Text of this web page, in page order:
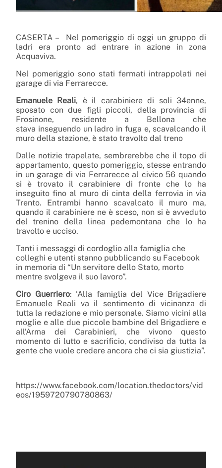
CASERTA – Nel pomeriggio di oggi un gruppo di
ladri era pronto ad entrare in azione in zona
Acquaviva.
Nel pomeriggio sono stati fermati intrappolati nei
garage di via Ferrarecce.
Emanuele Reali, è il carabiniere di soli 34enne,
sposato con due figli piccoli, della provincia di
Frosinone, residente a Bellona che
stava inseguendo un ladro in fuga e, scavalcando il
muro della stazione, è stato travolto dal treno
Dalle notizie trapelate, sembrerebbe che il topo di
appartamento, questo pomeriggio, stesse entrando
in un garage di via Ferrarecce al civico 56 quando
si è trovato il carabiniere di fronte che lo ha
inseguito fino al muro di cinta della ferrovia in via
Trento. Entrambi hanno scavalcato il muro ma,
quando il carabiniere ne è sceso, non si è avveduto
del trenino della linea pedemontana che lo ha
travolto e ucciso.
Tanti i messaggi di cordoglio alla famiglia che
colleghi e utenti stanno pubblicando su Facebook
in memoria di “Un servitore dello Stato, morto
mentre svolgeva il suo lavoro”.
Ciro Guerriero: ‘Alla famiglia del Vice Brigadiere
Emanuele Reali va il sentimento di vicinanza di
tutta la redazione e mio personale. Siamo vicini alla
moglie e alle due piccole bambine del Brigadiere e
all’Arma dei Carabinieri, che vivono questo
momento di lutto e sacrificio, condiviso da tutta la
gente che vuole credere ancora che ci sia giustizia”.
https://www.facebook.com/location.thedoctors/vid
eos/1959720790780863/